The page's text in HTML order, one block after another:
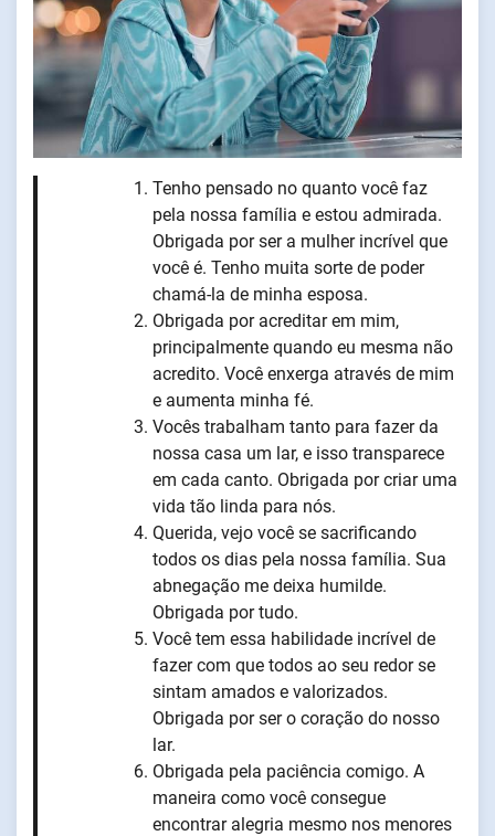
Tenho pensado no quanto você faz
pela nossa família e estou admirada.
Obrigada por ser a mulher incrível que
você é. Tenho muita sorte de poder
chamá-la de minha esposa.
Obrigada por acreditar em mim,
principalmente quando eu mesma não
acredito. Você enxerga através de mim
e aumenta minha fé.
Vocês trabalham tanto para fazer da
nossa casa um lar, e isso transparece
em cada canto. Obrigada por criar uma
vida tão linda para nós.
Querida, vejo você se sacrificando
todos os dias pela nossa família. Sua
abnegação me deixa humilde.
Obrigada por tudo.
Você tem essa habilidade incrível de
fazer com que todos ao seu redor se
sintam amados e valorizados.
Obrigada por ser o coração do nosso
lar.
Obrigada pela paciência comigo. A
maneira como você consegue
encontrar alegria mesmo nos menores